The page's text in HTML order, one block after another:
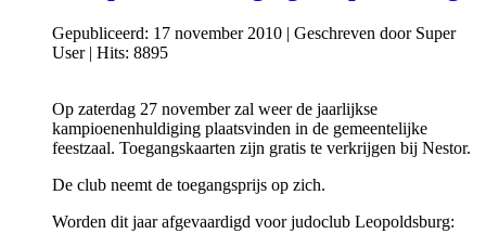
Gepubliceerd: 17 november 2010 | Geschreven door Super
User| Hits: 8895
Op zaterdag 27 november zal weer de jaarlijkse
kampioenenhuldiging plaatsvinden in de gemeentelijke
feestzaal. Toegangskaarten zijn gratis te verkrijgen bij Nestor.
De club neemt de toegangsprijs op zich.
Worden dit jaar afgevaardigd voor judoclub Leopoldsburg: